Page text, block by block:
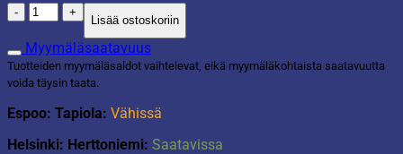
Classic-
pulkka
sininen
määrä
Lisää ostoskoriin
Myymäläsaatavuus
Tuotteiden myymäläsaldot vaihtelevat, eikä myymäläkohtaista saatavuutta
voida täysin taata.
Espoo: Tapiola: Vähissä
Helsinki: Herttoniemi: Saatavissa